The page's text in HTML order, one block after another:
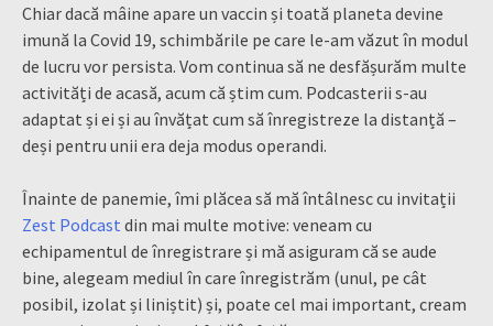
Chiar dacă mâine apare un vaccin și toată planeta devine
imună la Covid 19, schimbările pe care le-am văzut în modul
de lucru vor persista. Vom continua să ne desfășurăm multe
activități de acasă, acum că știm cum. Podcasterii s-au
adaptat și ei și au învățat cum să înregistreze la distanță –
deși pentru unii era deja modus operandi.
Înainte de panemie, îmi plăcea să mă întâlnesc cu invitații
Zest Podcast din mai multe motive: veneam cu
echipamentul de înregistrare și mă asiguram că se aude
bine, alegeam mediul în care înregistrăm (unul, pe cât
posibil, izolat și liniștit) și, poate cel mai important, cream